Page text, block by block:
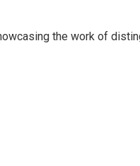
the work of